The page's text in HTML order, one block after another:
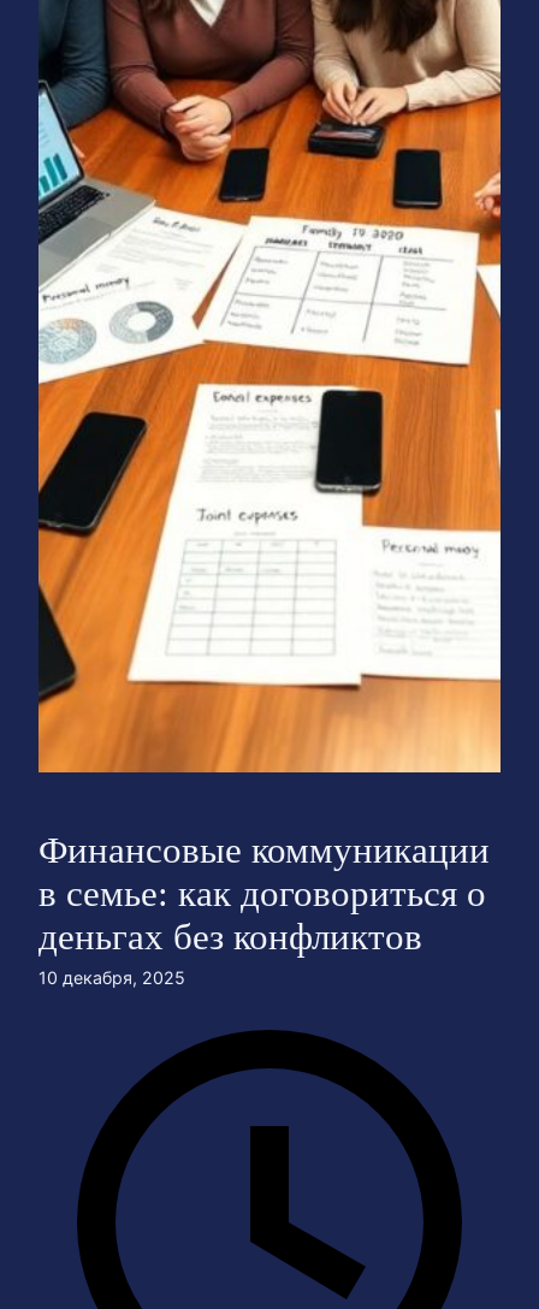
Финансовые коммуникации
в семье: как договориться о
деньгах без конфликтов
10 декабря, 2025